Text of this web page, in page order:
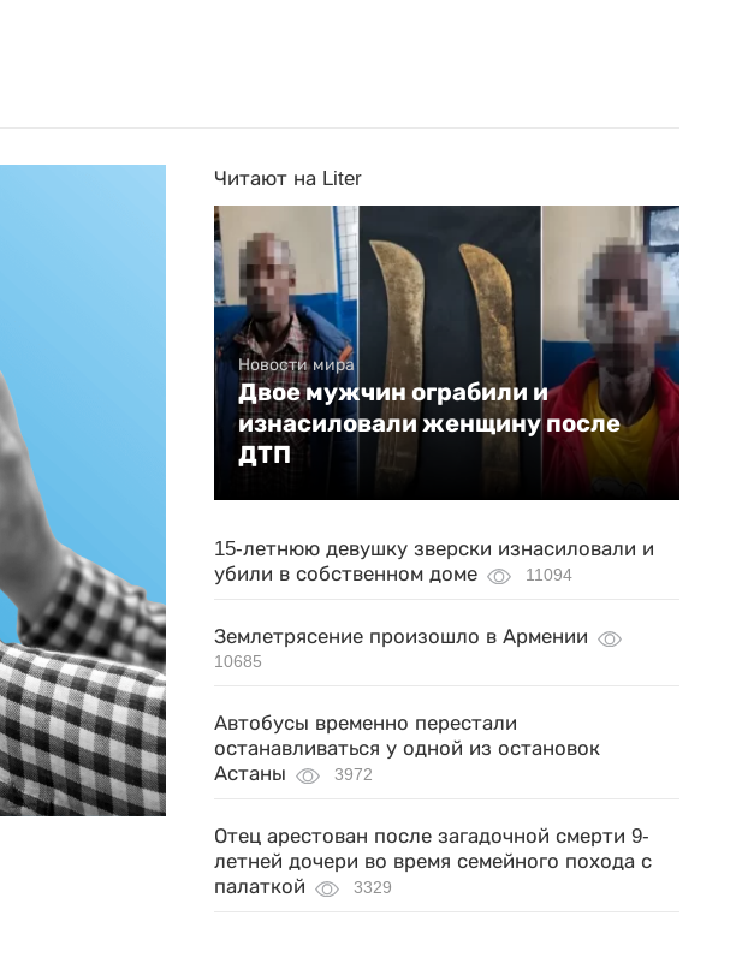
Читают на Liter
Новости мира
Двое мужчин ограбили и
изнасиловали женщину после
ДТП
15-летнюю девушку зверски изнасиловали и
убили в собственном доме
11094
Землетрясение произошло в Армении
10685
Автобусы временно перестали
останавливаться у одной из остановок
Астаны
3972
Отец арестован после загадочной смерти 9-
летней дочери во время семейного похода с
палаткой
3329